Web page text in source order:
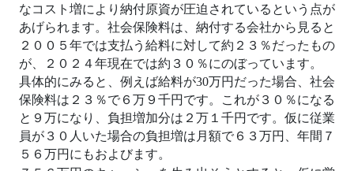
なコスト増により納付原資が圧迫されているという点が
あげられます。社会保険料は、納付する会社から見ると
２００５年では支払う給料に対して約２３％だったもの
が、２０２４年現在では約３０％にのぼっています。
具体的にみると、例えば給料が30万円だった場合、社会
保険料は２３％で６万９千円です。これが３０％になる
と９万になり、負担増加分は２万１千円です。仮に従業
員が３０人いた場合の負担増は月額で６３万円、年間７
５６万円にもおよびます。